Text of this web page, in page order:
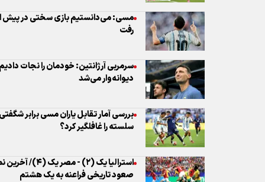
مسی: می‌دانستیم بازی سختی در پیش
رفت
سرمربی آرژانتین: خودمان را نجات
دیوانه‌وار می‌شد
سلسته را غافلگیر کرد؟
استرالیا یک (۲)
صعود تاریخی فراعنه به یک هشتم